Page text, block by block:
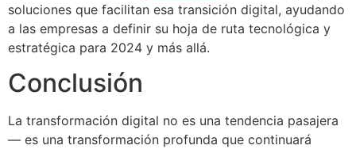
soluciones que facilitan esa transición digital, ayudando
a las empresas a definir su hoja de ruta tecnológica y
estratégica para 2024 y más allá.
Conclusión
La transformación digital no es una tendencia pasajera
— es una transformación profunda que continuará